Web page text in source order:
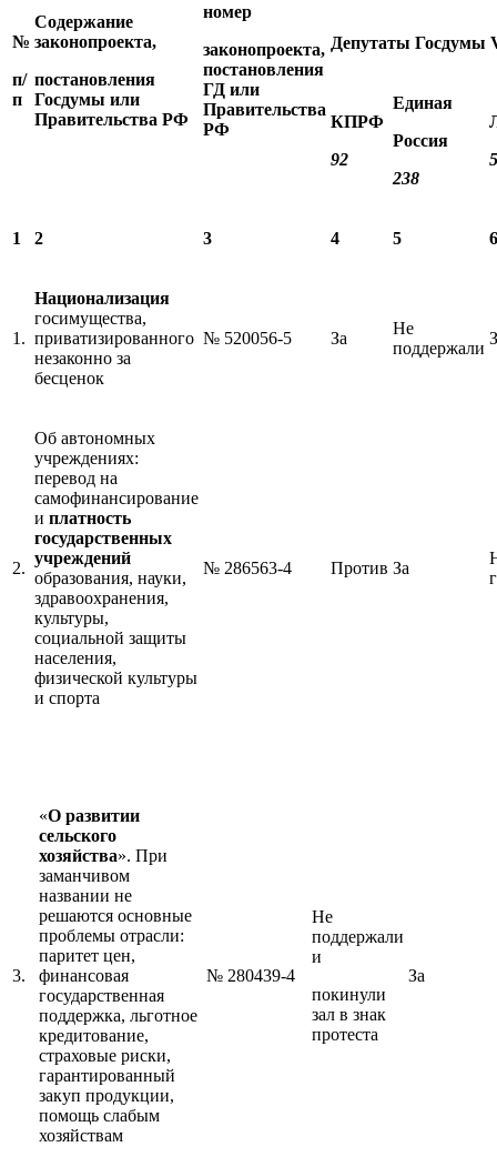
№
п/
п
Содержание
законопроекта,
постановления
Госдумы или
Правительства РФ
номер
законопроекта,
постановления
ГД или
Правительства
РФ
Депутаты Госдумы
КПРФ
92
Единая
Россия
238
1 2 3 4 5 6
1.
Национализация
госимущества,
приватизированного
незаконно за
бесценок
№ 520056-5 За
Не
поддержали
2.
Об автономных
учреждениях:
перевод на
самофинансирование
и платность
государственных
учреждений
образования, науки,
здравоохранения,
культуры,
социальной защиты
населения,
физической культуры
и спорта
№ 286563-4 Против За
3.
«О развитии
сельского
хозяйства». При
заманчивом
названии не
решаются основные
проблемы отрасли:
паритет цен,
финансовая
государственная
поддержка, льготное
кредитование,
страховые риски,
гарантированный
закуп продукции,
помощь слабым
хозяйствам
№ 280439-4
Не
поддержали
и
покинули
зал в знак
протеста
За